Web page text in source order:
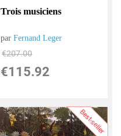
Trois musiciens
parFernand Leger
€207.00
€115.92
Best-seller